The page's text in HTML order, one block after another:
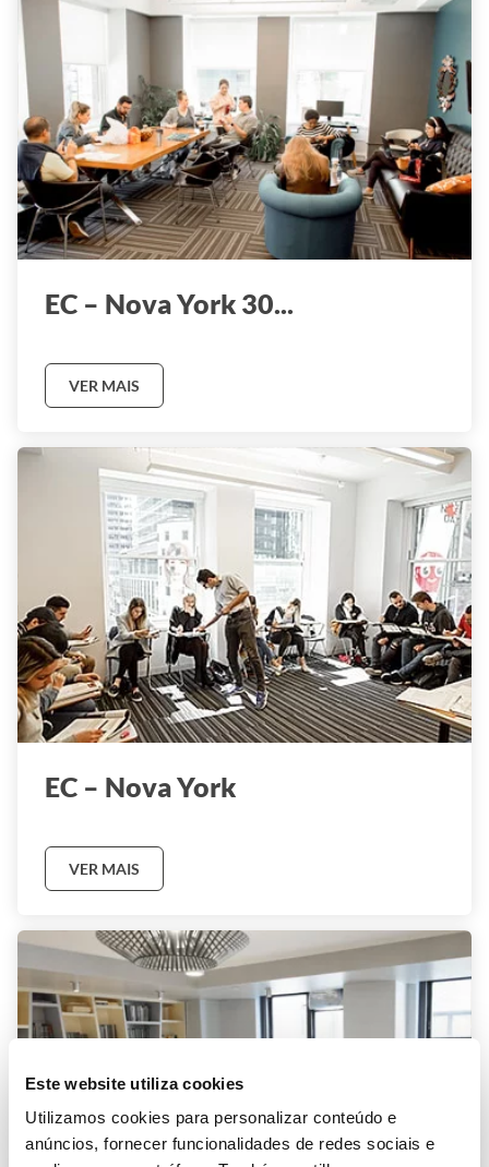
Este website utiliza cookies
Utilizamos cookies para personalizar conteúdo e
anúncios, fornecer funcionalidades de redes sociais e
Brooklyn Bridge
Empire State Building
EC – Nova York 30...
VER MAIS
EC – Nova York
VER MAIS